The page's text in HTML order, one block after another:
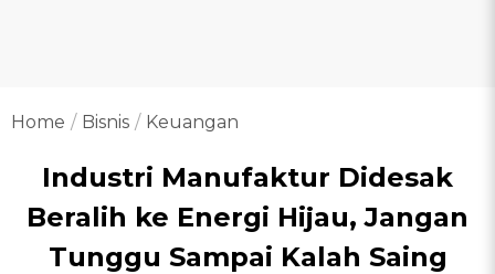
Home Bisnis Keuangan
Industri Manufaktur Didesak
Beralih ke Energi Hijau, Jangan
Tunggu Sampai Kalah Saing